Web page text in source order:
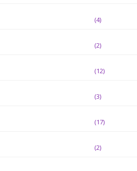
(4)
(2)
(12)
(3)
(17)
(2)